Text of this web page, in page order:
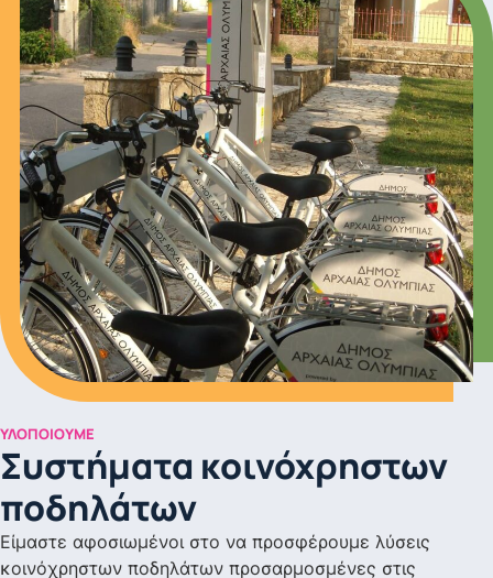
ΥΛΟΠΟΙΟΎΜΕ
Συστήματα κοινόχρηστων
ποδηλάτων
Είμαστε αφοσιωμένοι στο να προσφέρουμε λύσεις
κοινόχρηστων ποδηλάτων προσαρμοσμένες στις